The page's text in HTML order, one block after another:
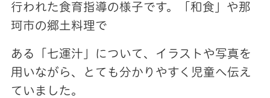
行われた食育指導の様子です。「和食」や那
珂市の郷土料理で
ある「七運汁」について、イラストや写真を
用いながら、とても分かりやすく児童へ伝え
ていました。